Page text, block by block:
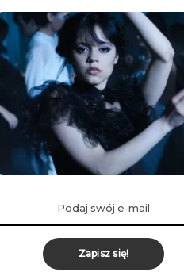
Zapisz się!